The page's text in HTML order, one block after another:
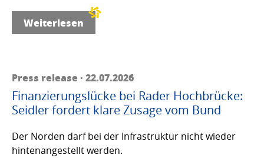
Weiterlesen
Press release · 22.07.2026
Finanzierungslücke bei Rader Hochbrücke:
Seidler fordert klare Zusage vom Bund
Der Norden darf bei der Infrastruktur nicht wieder
hintenangestellt werden.